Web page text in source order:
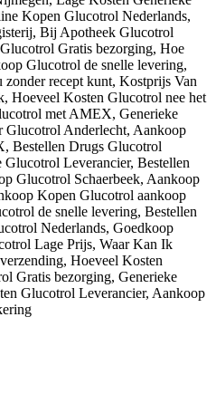
Kopen Glucotrol Nederlands,
Bij Apotheek Glucotrol
Gratis bezorging, Hoe
Glucotrol de snelle levering,
recept kunt, Kostprijs Van
Hoeveel Kosten Glucotrol nee het
met AMEX, Generieke
Anderlecht, Aankoop
Bestellen Drugs Glucotrol
Leverancier, Bestellen
Glucotrol Schaerbeek, Aankoop
Kopen Glucotrol aankoop
de snelle levering, Bestellen
Nederlands, Goedkoop
Lage Prijs, Waar Kan Ik
Hoeveel Kosten
Gratis bezorging, Generieke
Glucotrol Leverancier, Aankoop